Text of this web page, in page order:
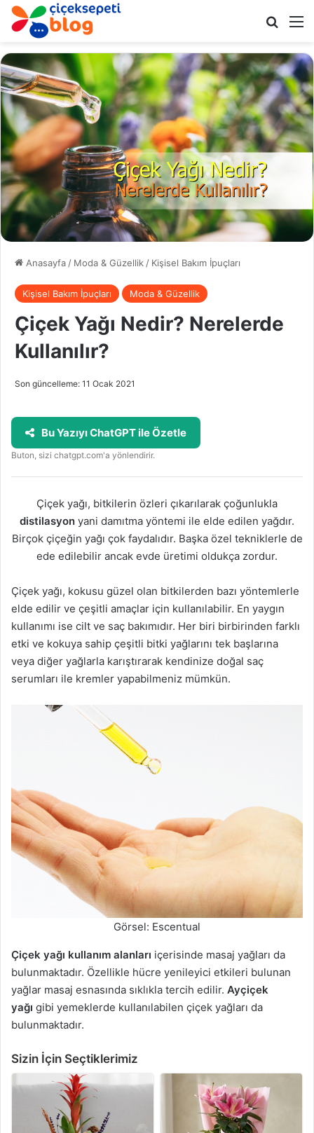
Anasayfa / Moda & Güzellik / Kişisel Bakım İpuçları
Kişisel Bakım İpuçları Moda & Güzellik
Çiçek Yağı Nedir? Nerelerde
Kullanılır?
Son güncelleme: 11 Ocak 2021
Bu Yazıyı ChatGPT ile Özetle
Buton, sizi chatgpt.com'a yönlendirir.
Çiçek yağı, bitkilerin özleri çıkarılarak çoğunlukla
distilasyon yani damıtma yöntemi ile elde edilen yağdır.
Birçok çiçeğin yağı çok faydalıdır. Başka özel tekniklerle de
ede edilebilir ancak evde üretimi oldukça zordur.
Çiçek yağı, kokusu güzel olan bitkilerden bazı yöntemlerle
elde edilir ve çeşitli amaçlar için kullanılabilir. En yaygın
kullanımı ise cilt ve saç bakımıdır. Her biri birbirinden farklı
etki ve kokuya sahip çeşitli bitki yağlarını tek başlarına
veya diğer yağlarla karıştırarak kendinize doğal saç
serumları ile kremler yapabilmeniz mümkün.
Görsel: Escentual
Çiçek yağı kullanım alanları içerisinde masaj yağları da
bulunmaktadır. Özellikle hücre yenileyici etkileri bulunan
yağlar masaj esnasında sıklıkla tercih edilir. Ayçiçek
yağı gibi yemeklerde kullanılabilen çiçek yağları da
bulunmaktadır.
Sizin İçin Seçtiklerimiz